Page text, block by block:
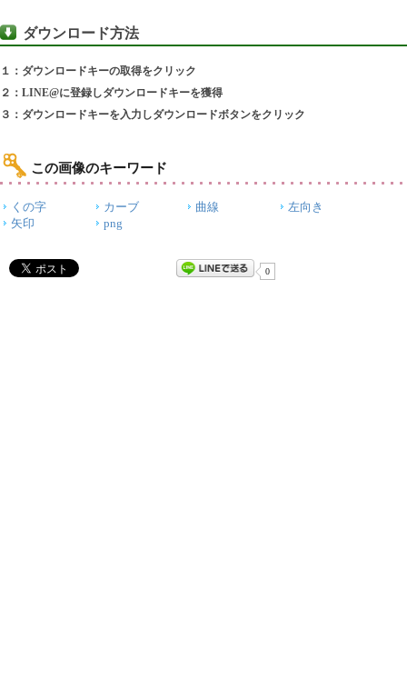
ダウンロード方法
１：ダウンロードキーの取得をクリック
２：LINE@に登録しダウンロードキーを獲得
３：ダウンロードキーを入力しダウンロードボタンをクリック
この画像のキーワード
くの字 カーブ 曲線
左向き
矢印
png
0